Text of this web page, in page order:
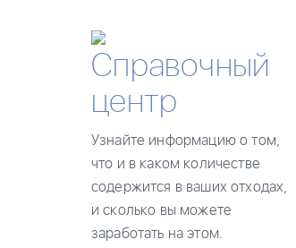
Справочный
центр
Узнайте информацию о том,
что и в каком количестве
содержится в ваших отходах,
и сколько вы можете
заработать на этом.